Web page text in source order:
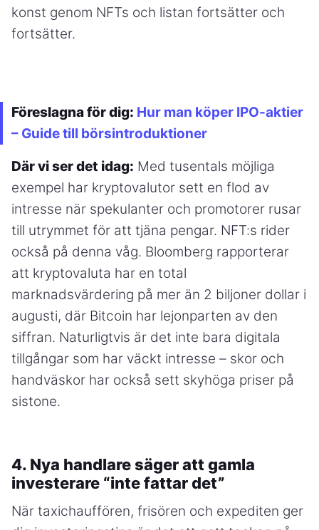
konst genom NFTs och listan fortsätter och
fortsätter.
Föreslagna för dig: Hur man köper IPO-aktier
– Guide till börsintroduktioner
Där vi ser det idag: Med tusentals möjliga
exempel har kryptovalutor sett en flod av
intresse när spekulanter och promotorer rusar
till utrymmet för att tjäna pengar. NFT:s rider
också på denna våg. Bloomberg rapporterar
att kryptovaluta har en total
marknadsvärdering på mer än 2 biljoner dollar i
augusti, där Bitcoin har lejonparten av den
siffran. Naturligtvis är det inte bara digitala
tillgångar som har väckt intresse – skor och
handväskor har också sett skyhöga priser på
sistone.
4. Nya handlare säger att gamla
investerare “inte fattar det”
När taxichauffören, frisören och expediten ger